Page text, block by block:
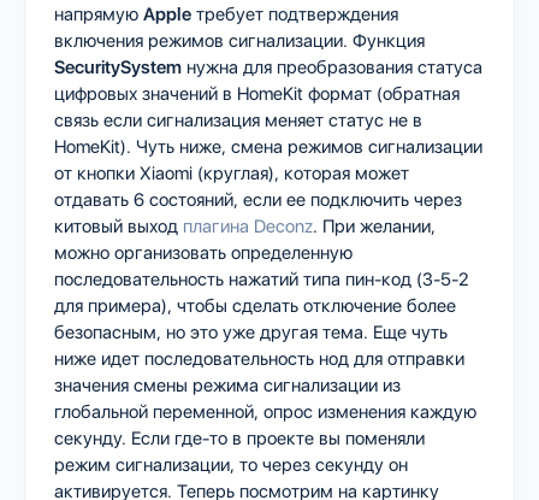
напрямую Apple требует подтверждения
включения режимов сигнализации. Функция
SecuritySystem нужна для преобразования статуса
цифровых значений в HomeKit формат (обратная
связь если сигнализация меняет статус не в
HomeKit). Чуть ниже, смена режимов сигнализации
от кнопки Xiaomi (круглая), которая может
отдавать 6 состояний, если ее подключить через
китовый выход плагина Deconz. При желании,
можно организовать определенную
последовательность нажатий типа пин-код (3-5-2
для примера), чтобы сделать отключение более
безопасным, но это уже другая тема. Еще чуть
ниже идет последовательность нод для отправки
значения смены режима сигнализации из
глобальной переменной, опрос изменения каждую
секунду. Если где-то в проекте вы поменяли
режим сигнализации, то через секунду он
активируется. Теперь посмотрим на картинку